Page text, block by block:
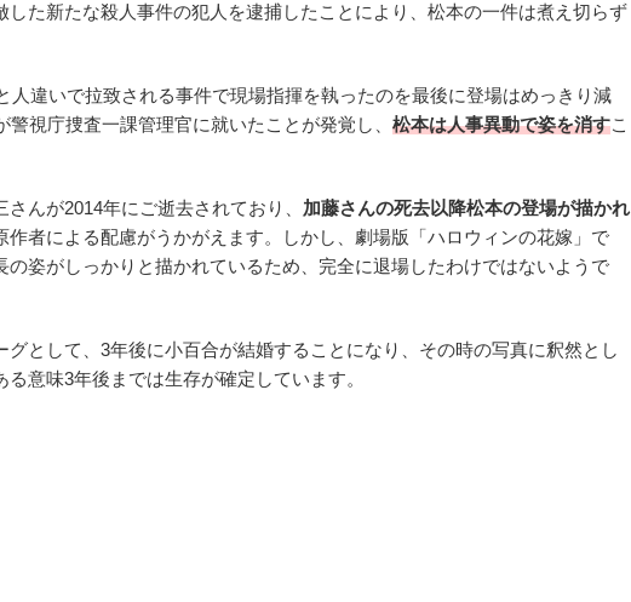
た新たな殺人事件の犯人を逮捕したことにより、松本の一件は煮え切らず
人違いで拉致される事件で現場指揮を執ったのを最後に登場はめっきり減
視庁捜査一課管理官に就いたことが発覚し、 松本は人事異動で姿を消すこ
んが2014年にご逝去されており、 加藤さんの死去以降松本の登場が描かれ
作者による配慮がうかがえます。しかし、劇場版「ハロウィンの花嫁」で
姿がしっかりと描かれているため、完全に退場したわけではないようで
として、3年後に小百合が結婚することになり、その時の写真に釈然とし
意味3年後までは生存が確定しています。